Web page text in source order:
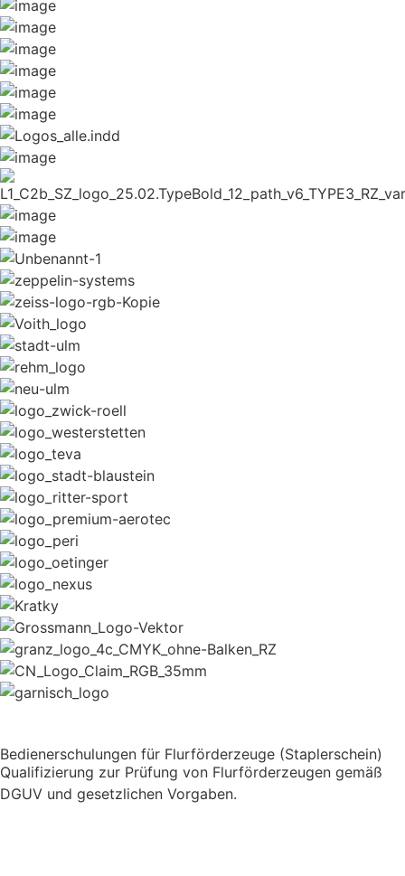
Bedienerschulungen für Flurförderzeuge (Staplerschein)
Qualifizierung zur Prüfung von Flurförderzeugen gemäß
DGUV und gesetzlichen Vorgaben.